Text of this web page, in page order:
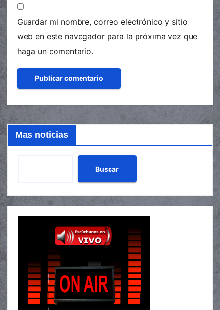
Guardar mi nombre, correo electrónico y sitio
web en este navegador para la próxima vez que
haga un comentario.
Mas noticias
Buscar